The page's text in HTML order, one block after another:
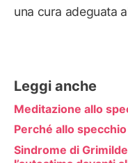
una cura adeguata
Leggi anche
Meditazione allo
Perché allo
Sindrome di